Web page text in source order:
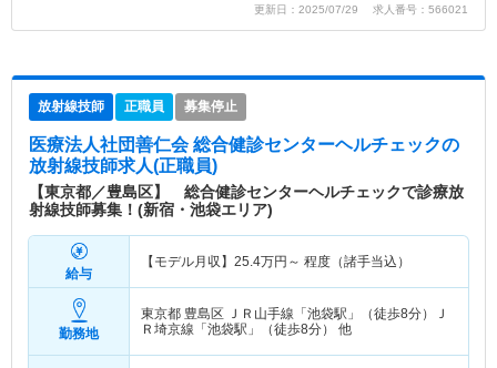
更新日：2025/07/29 求人番号：566021
放射線技師 正職員 募集停止
医療法人社団善仁会 総合健診センターヘルチェックの
放射線技師求人(正職員)
【東京都／豊島区】 総合健診センターヘルチェックで診療放
射線技師募集！(新宿・池袋エリア)
給与
【モデル月収】 25.4万円～ 程度（諸手当込）
勤務地
東京都 豊島区 ＪＲ山手線「池袋駅」（徒歩8分）Ｊ
Ｒ埼京線「池袋駅」（徒歩8分） 他